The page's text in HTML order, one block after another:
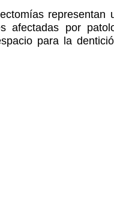
representan
afectadas por
para la